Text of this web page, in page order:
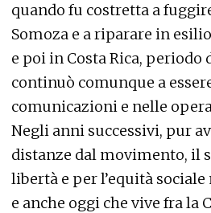
quando fu costretta a
Somoza e a riparare in
e poi in Costa Rica, periodo
continuò comunque a
comunicazioni e nelle
Negli anni successivi, pur
distanze dal movimento, il
libertà e per l’equità
e anche oggi che vive fra la